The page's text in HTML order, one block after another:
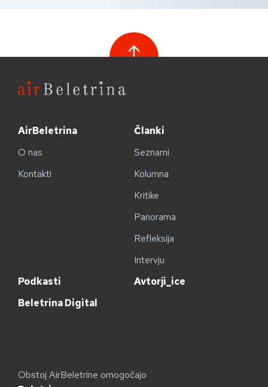
AirBeletrina
O nas
Kontakti
Članki
Seznami
Kolumna
Kritike
Panorama
Refleksija
Intervju
Podkasti
Avtorji_ice
Beletrina Digital
Obstoj AirBeletrine omogočajo